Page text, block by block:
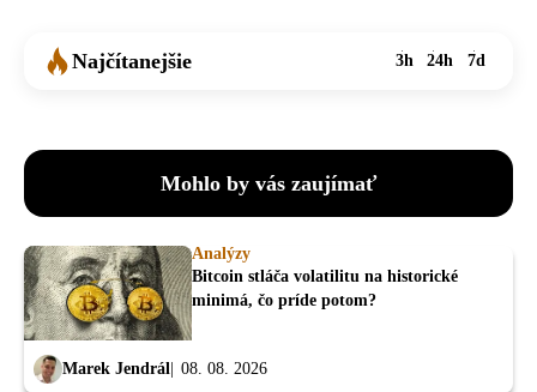
Najčítanejšie 3h 24h 7d
Mohlo by vás zaujímať
Analýzy
Bitcoin stláča volatilitu na historické
minimá, čo príde potom?
Marek Jendrál 08. 08. 2026